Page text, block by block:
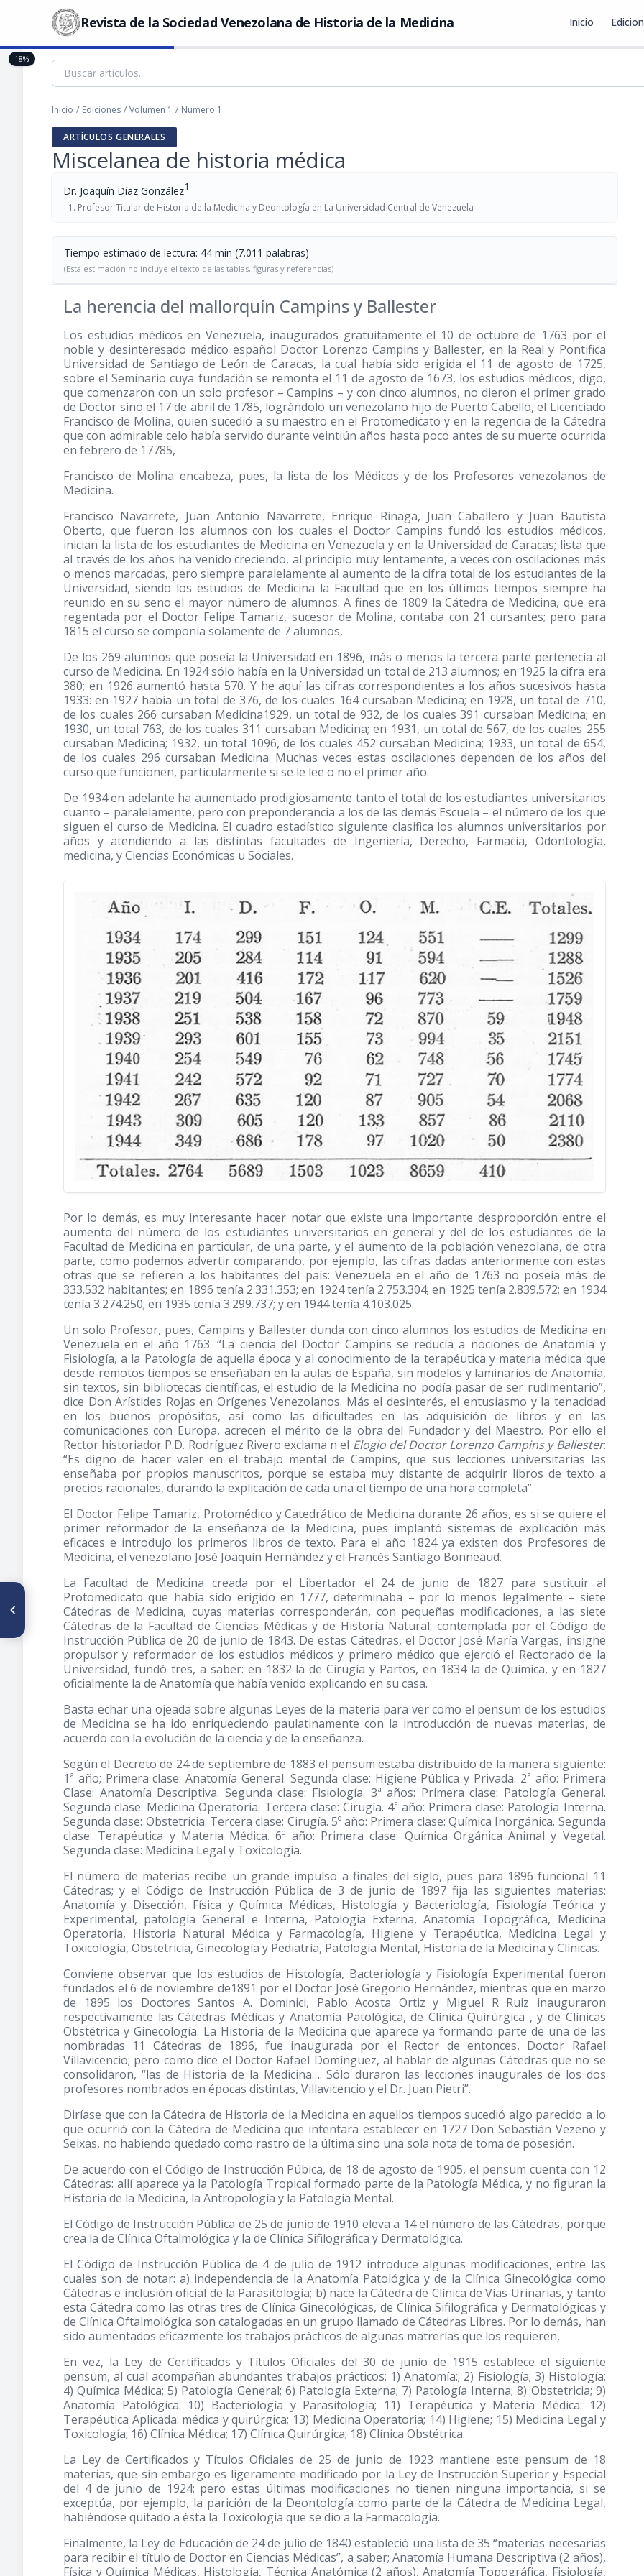
Revista de la Sociedad Venezolana de Historia de la Medicina Inicio
Inicio / Ediciones / Volumen 1 / Número 1
ARTÍCULOS GENERALES
Miscelanea de historia médica
Dr. Joaquín Díaz González1
Profesor Titular de Historia de la Medicina y Deontología en La Universidad Central de Venezuela
Tiempo estimado de lectura: 44 min (7.011 palabras)
(Esta estimación no incluye el texto de las tablas, figuras y referencias)
La herencia del mallorquín Campins y Ballester
Los estudios médicos en Venezuela, inaugurados gratuitamente el 10 de octubre de 1763 por el
noble y desinteresado médico español Doctor Lorenzo Campins y Ballester, en la Real y Pontifica
Universidad de Santiago de León de Caracas, la cual había sido erigida el 11 de agosto de 1725,
sobre el Seminario cuya fundación se remonta el 11 de agosto de 1673, los estudios médicos, digo,
que comenzaron con un solo profesor – Campins – y con cinco alumnos, no dieron el primer grado
de Doctor sino el 17 de abril de 1785, lográndolo un venezolano hijo de Puerto Cabello, el Licenciado
Francisco de Molina, quien sucedió a su maestro en el Protomedicato y en la regencia de la Cátedra
que con admirable celo había servido durante veintiún años hasta poco antes de su muerte ocurrida
en febrero de 17785,
Francisco de Molina encabeza, pues, la lista de los Médicos y de los Profesores venezolanos de
Medicina.
Francisco Navarrete, Juan Antonio Navarrete, Enrique Rinaga, Juan Caballero y Juan Bautista
Oberto, que fueron los alumnos con los cuales el Doctor Campins fundó los estudios médicos,
inician la lista de los estudiantes de Medicina en Venezuela y en la Universidad de Caracas; lista que
al través de los años ha venido creciendo, al principio muy lentamente, a veces con oscilaciones más
o menos marcadas, pero siempre paralelamente al aumento de la cifra total de los estudiantes de la
Universidad, siendo los estudios de Medicina la Facultad que en los últimos tiempos siempre ha
reunido en su seno el mayor número de alumnos. A fines de 1809 la Cátedra de Medicina, que era
regentada por el Doctor Felipe Tamariz, sucesor de Molina, contaba con 21 cursantes; pero para
1815 el curso se componía solamente de 7 alumnos,
De los 269 alumnos que poseía la Universidad en 1896, más o menos la tercera parte pertenecía al
curso de Medicina. En 1924 sólo había en la Universidad un total de 213 alumnos; en 1925 la cifra era
380; en 1926 aumentó hasta 570. Y he aquí las cifras correspondientes a los años sucesivos hasta
1933: en 1927 había un total de 376, de los cuales 164 cursaban Medicina; en 1928, un total de 710,
de los cuales 266 cursaban Medicina1929, un total de 932, de los cuales 391 cursaban Medicina; en
1930, un total 763, de los cuales 311 cursaban Medicina; en 1931, un total de 567, de los cuales 255
cursaban Medicina; 1932, un total 1096, de los cuales 452 cursaban Medicina; 1933, un total de 654,
de los cuales 296 cursaban Medicina. Muchas veces estas oscilaciones dependen de los años del
curso que funcionen, particularmente si se le lee o no el primer año.
De 1934 en adelante ha aumentado prodigiosamente tanto el total de los estudiantes universitarios
cuanto – paralelamente, pero con preponderancia a los de las demás Escuela – el número de los que
siguen el curso de Medicina. El cuadro estadístico siguiente clasifica los alumnos universitarios por
años y atendiendo a las distintas facultades de Ingeniería, Derecho, Farmacia, Odontología,
medicina, y Ciencias Económicas u Sociales.
Por lo demás, es muy interesante hacer notar que existe una importante desproporción entre el
aumento del número de los estudiantes universitarios en general y del de los estudiantes de la
Facultad de Medicina en particular, de una parte, y el aumento de la población venezolana, de otra
parte, como podemos advertir comparando, por ejemplo, las cifras dadas anteriormente con estas
otras que se refieren a los habitantes del país: Venezuela en el año de 1763 no poseía más de
333.532 habitantes; en 1896 tenía 2.331.353; en 1924 tenía 2.753.304; en 1925 tenía 2.839.572; en 1934
tenía 3.274.250; en 1935 tenía 3.299.737; y en 1944 tenía 4.103.025.
Un solo Profesor, pues, Campins y Ballester dunda con cinco alumnos los estudios de Medicina en
Venezuela en el año 1763. “La ciencia del Doctor Campins se reducía a nociones de Anatomía y
Fisiología, a la Patología de aquella época y al conocimiento de la terapéutica y materia médica que
desde remotos tiempos se enseñaban en la aulas de España, sin modelos y laminarios de Anatomía,
sin textos, sin bibliotecas científicas, el estudio de la Medicina no podía pasar de ser rudimentario”,
dice Don Arístides Rojas en Orígenes Venezolanos. Más el desinterés, el entusiasmo y la tenacidad
en los buenos propósitos, así como las dificultades en las adquisición de libros y en las
comunicaciones con Europa, acrecen el mérito de la obra del Fundador y del Maestro. Por ello el
Rector historiador P.D. Rodríguez Rivero exclama n el Elogio del Doctor Lorenzo Campins y Ballester:
“Es digno de hacer valer en el trabajo mental de Campins, que sus lecciones universitarias las
enseñaba por propios manuscritos, porque se estaba muy distante de adquirir libros de texto a
precios racionales, durando la explicación de cada una el tiempo de una hora completa”.
El Doctor Felipe Tamariz, Protomédico y Catedrático de Medicina durante 26 años, es si se quiere el
primer reformador de la enseñanza de la Medicina, pues implantó sistemas de explicación más
eficaces e introdujo los primeros libros de texto. Para el año 1824 ya existen dos Profesores de
Medicina, el venezolano José Joaquín Hernández y el Francés Santiago Bonneaud.
La Facultad de Medicina creada por el Libertador el 24 de junio de 1827 para sustituir al
Protomedicato que había sido erigido en 1777, determinaba – por lo menos legalmente – siete
Cátedras de Medicina, cuyas materias corresponderán, con pequeñas modificaciones, a las siete
Cátedras de la Facultad de Ciencias Médicas y de Historia Natural: contemplada por el Código de
Instrucción Pública de 20 de junio de 1843. De estas Cátedras, el Doctor José María Vargas, insigne
propulsor y reformador de los estudios médicos y primero médico que ejerció el Rectorado de la
Universidad, fundó tres, a saber: en 1832 la de Cirugía y Partos, en 1834 la de Química, y en 1827
oficialmente la de Anatomía que había venido explicando en su casa.
Basta echar una ojeada sobre algunas Leyes de la materia para ver como el pensum de los estudios
de Medicina se ha ido enriqueciendo paulatinamente con la introducción de nuevas materias, de
acuerdo con la evolución de la ciencia y de la enseñanza.
Según el Decreto de 24 de septiembre de 1883 el pensum estaba distribuido de la manera siguiente:
1ª año; Primera clase: Anatomía General. Segunda clase: Higiene Pública y Privada. 2ª año: Primera
Clase: Anatomía Descriptiva. Segunda clase: Fisiología. 3ª años: Primera clase: Patología General.
Segunda clase: Medicina Operatoria. Tercera clase: Cirugía. 4ª año: Primera clase: Patología Interna.
Segunda clase: Obstetricia. Tercera clase: Cirugía. 5º año: Primera clase: Química Inorgánica. Segunda
clase: Terapéutica y Materia Médica. 6º año: Primera clase: Química Orgánica Animal y Vegetal.
Segunda clase: Medicina Legal y Toxicología.
El número de materias recibe un grande impulso a finales del siglo, pues para 1896 funcional 11
Cátedras; y el Código de Instrucción Pública de 3 de junio de 1897 fija las siguientes materias:
Anatomía y Disección, Física y Química Médicas, Histología y Bacteriología, Fisiología Teórica y
Experimental, patología General e Interna, Patología Externa, Anatomía Topográfica, Medicina
Operatoria, Historia Natural Médica y Farmacología, Higiene y Terapéutica, Medicina Legal y
Toxicología, Obstetricia, Ginecología y Pediatría, Patología Mental, Historia de la Medicina y Clínicas.
Conviene observar que los estudios de Histología, Bacteriología y Fisiología Experimental fueron
fundados el 6 de noviembre de1891 por el Doctor José Gregorio Hernández, mientras que en marzo
de 1895 los Doctores Santos A. Dominici, Pablo Acosta Ortiz y Miguel R Ruiz inauguraron
respectivamente las Cátedras Médicas y Anatomía Patológica, de Clínica Quirúrgica , y de Clínicas
Obstétrica y Ginecología. La Historia de la Medicina que aparece ya formando parte de una de las
nombradas 11 Cátedras de 1896, fue inaugurada por el Rector de entonces, Doctor Rafael
Villavicencio; pero como dice el Doctor Rafael Domínguez, al hablar de algunas Cátedras que no se
consolidaron, “las de Historia de la Medicina…. Sólo duraron las lecciones inaugurales de los dos
profesores nombrados en épocas distintas, Villavicencio y el Dr. Juan Pietri”.
Diríase que con la Cátedra de Historia de la Medicina en aquellos tiempos sucedió algo parecido a lo
que ocurrió con la Cátedra de Medicina que intentara establecer en 1727 Don Sebastián Vezeno y
Seixas, no habiendo quedado como rastro de la última sino una sola nota de toma de posesión.
De acuerdo con el Código de Instrucción Púbica, de 18 de agosto de 1905, el pensum cuenta con 12
Cátedras: allí aparece ya la Patología Tropical formado parte de la Patología Médica, y no figuran la
Historia de la Medicina, la Antropología y la Patología Mental.
El Código de Instrucción Pública de 25 de junio de 1910 eleva a 14 el número de las Cátedras, porque
crea la de Clínica Oftalmológica y la de Clínica Sifilográfica y Dermatológica.
El Código de Instrucción Pública de 4 de julio de 1912 introduce algunas modificaciones, entre las
cuales son de notar: a) independencia de la Anatomía Patológica y de la Clínica Ginecológica como
Cátedras e inclusión oficial de la Parasitología; b) nace la Cátedra de Clínica de Vías Urinarias, y tanto
esta Cátedra como las otras tres de Clínica Ginecológicas, de Clínica Sifilográfica y Dermatológicas y
de Clínica Oftalmológica son catalogadas en un grupo llamado de Cátedras Libres. Por lo demás, han
sido aumentados eficazmente los trabajos prácticos de algunas matrerías que los requieren,
En vez, la Ley de Certificados y Títulos Oficiales del 30 de junio de 1915 establece el siguiente
pensum, al cual acompañan abundantes trabajos prácticos: 1) Anatomía:; 2) Fisiología; 3) Histología;
4) Química Médica; 5) Patología General; 6) Patología Externa; 7) Patología Interna; 8) Obstetricia; 9)
Anatomía Patológica: 10) Bacteriología y Parasitología; 11) Terapéutica y Materia Médica: 12)
Terapéutica Aplicada: médica y quirúrgica; 13) Medicina Operatoria; 14) Higiene; 15) Medicina Legal y
Toxicología; 16) Clínica Médica; 17) Clínica Quirúrgica; 18) Clínica Obstétrica.
La Ley de Certificados y Títulos Oficiales de 25 de junio de 1923 mantiene este pensum de 18
materias, que sin embargo es ligeramente modificado por la Ley de Instrucción Superior y Especial
del 4 de junio de 1924; pero estas últimas modificaciones no tienen ninguna importancia, si se
exceptúa, por ejemplo, la parición de la Deontología como parte de la Cátedra de Medicina Legal,
habiéndose quitado a ésta la Toxicología que se dio a la Farmacología.
Finalmente, la Ley de Educación de 24 de julio de 1840 estableció una lista de 35 “materias necesarias
para recibir el título de Doctor en Ciencias Médicas”, a saber; Anatomía Humana Descriptiva (2 años),
Física y Química Médicas, Histología, Técnica Anatómica (2 años), Anatomía Topográfica, Fisiología,
18%
ARTÍCULO ANTERIOR
Sobre la herencia del muy
ilustre señor Coronel Don Juan
Vicente Bolívar y Ponce